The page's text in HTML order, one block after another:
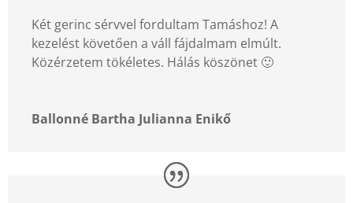
Két gerinc sérvvel fordultam Tamáshoz! A
kezelést követően a váll fájdalmam elmúlt.
Közérzetem tökéletes. Hálás köszönet 🙂
Ballonné Bartha Julianna Enikő